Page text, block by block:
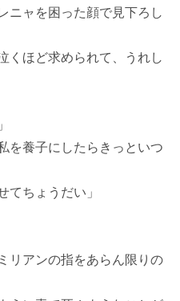
ニャを困った顔で見下ろし
くほど求められて、うれし
を養子にしたらきっといつ
てちょうだい」
リアンの指をあらん限りの